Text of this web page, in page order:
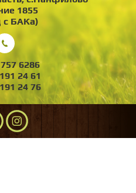
1855
с БАКа)
6286
24 61
24 76